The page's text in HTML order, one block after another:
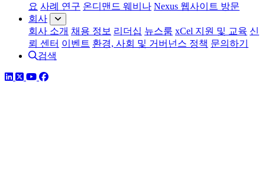
요 사례 연구 온디맨드 웨비나 Nexus 웹사이트 방문
회사
회사 소개 채용 정보 리더십 뉴스룸 xCel 지원 및 교육 신
뢰 센터 이벤트 환경, 사회 및 거버넌스 정책 문의하기
검색
링크드인
트위터유튜브
페이스북